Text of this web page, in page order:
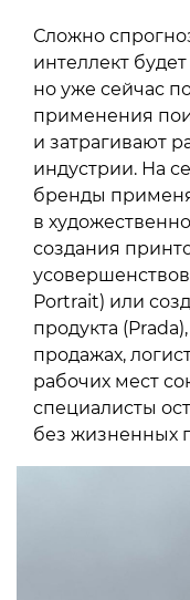
Сложно
интеллект
но уже сейчас
применения
и затрагивают
индустрии. На
бренды
в
создания
Portrait) или
продукта
продажах,
рабочих мест
специалисты
без жизненных